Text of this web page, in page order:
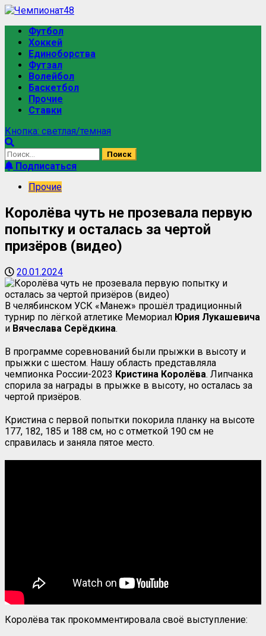
Перейти
содержимому
Основное
меню
Футбол
Хоккей
Единоборства
Футзал
Волейбол
Баскетбол
Прочие
Ставки
Кнопка: светлая/темная
Найти:
Подписаться
Прочие
Королёва чуть не прозевала первую
попытку и осталась за чертой
призёров (видео)
20.01.2024
В челябинском УСК «Манеж» прошёл традиционный
турнир по лёгкой атлетике Мемориал Юрия Лукашевича
и Вячеслава Серёдкина.
В программе соревнований были прыжки в высоту и
прыжки с шестом. Нашу область представляла
чемпионка России-2023 Кристина Королёва. Липчанка
спорила за награды в прыжке в высоту, но осталась за
чертой призёров.
Кристина с первой попытки покорила планку на высоте
177, 182, 185 и 188 см, но с отметкой 190 см не
справилась и заняла пятое место.
Королёва так прокомментировала своё выступление: